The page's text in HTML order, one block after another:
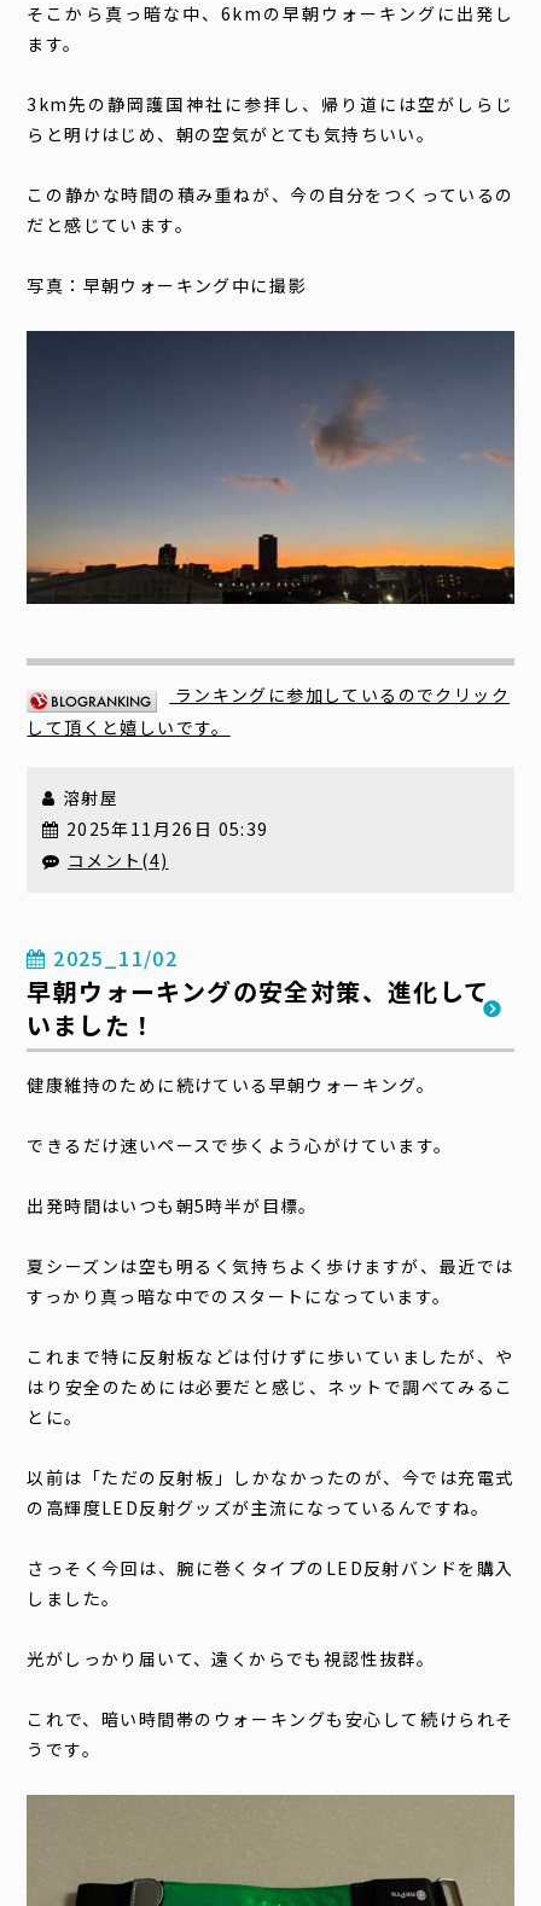
そこから真っ暗な中、6kmの早朝ウォーキングに出発し
ます。
3km先の静岡護国神社に参拝し、帰り道には空がしらじ
らと明けはじめ、朝の空気がとても気持ちいい。
この静かな時間の積み重ねが、今の自分をつくっているの
だと感じています。
写真：早朝ウォーキング中に撮影
ランキングに参加しているのでクリック
して頂くと嬉しいです。
溶射屋
2025年11月26日 05:39
コメント(4)
2025_11/02
早朝ウォーキングの安全対策、進化して
いました！
健康維持のために続けている早朝ウォーキング。
できるだけ速いペースで歩くよう心がけています。
出発時間はいつも朝5時半が目標。
夏シーズンは空も明るく気持ちよく歩けますが、最近では
すっかり真っ暗な中でのスタートになっています。
これまで特に反射板などは付けずに歩いていましたが、や
はり安全のためには必要だと感じ、ネットで調べてみるこ
とに。
以前は「ただの反射板」しかなかったのが、今では充電式
の高輝度LED反射グッズが主流になっているんですね。
さっそく今回は、腕に巻くタイプのLED反射バンドを購入
しました。
光がしっかり届いて、遠くからでも視認性抜群。
これで、暗い時間帯のウォーキングも安心して続けられそ
うです。